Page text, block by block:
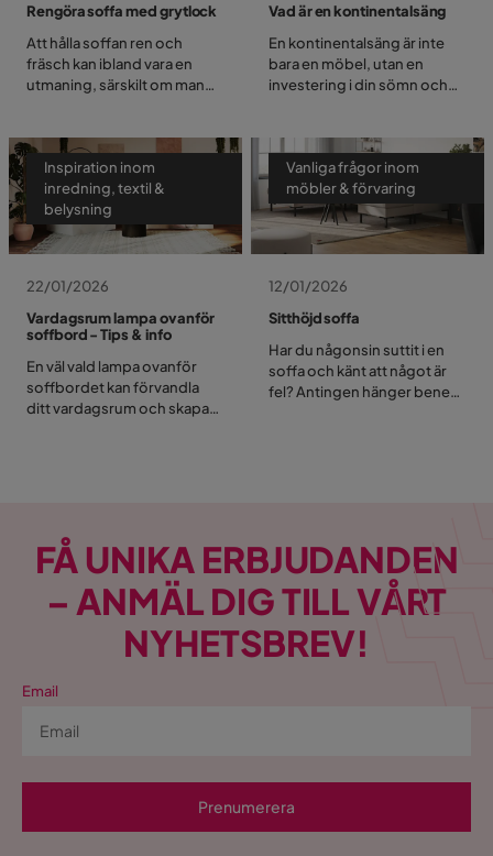
Rengöra soffa med grytlock
Att hålla soffan ren och
fräsch kan ibland vara en
utmaning, särskilt om man
grytlock kan vara ett effektivt
verktyg för att rengöra din
soffa? Här får du en steg-
för-steg-guide om hur du
kan använda ett grytlock för
att hålla din soffa i toppskick.
Vad är en kontinentalsäng
En kontinentalsäng är inte
bara en möbel, utan en
investering i din sömn och
och lyxiga känsla, och är ofta
det självklara valet på många
hotell runt om i världen. I
detta reportage går vi
igenom vad en
kontinentalsäng är, hur den
fördelar den erbjuder.
22/01/2026
Vardagsrum lampa ovanför
soffbord - Tips & info
En väl vald lampa ovanför
soffbordet kan förvandla
ditt vardagsrum och skapa
aspekter. I detta reportage
ger vi dig tips och inspiration
för att hitta den perfekta
lampan för ditt vardagsrum.
Inspiration inom
inredning, textil &
belysning
12/01/2026
Sitthöjd soffa
Har du någonsin suttit i en
soffa och känt att något är
fel? Antingen hänger benen i
Vanliga frågor inom
möbler & förvaring
FÅ UNIKA ERBJUDANDEN
– ANMÄL DIG TILL VÅRT
NYHETSBREV!
Email
Prenumerera